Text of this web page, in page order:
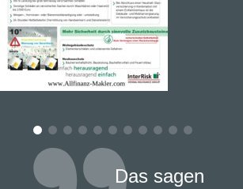
Das sagen